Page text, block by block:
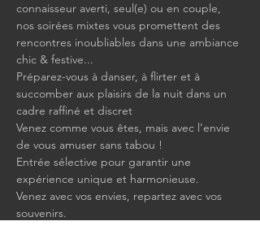
connaisseur averti, seul(e) ou en couple,
nos soirées mixtes vous promettent des
rencontres inoubliables dans une ambiance
chic & festive...
Préparez-vous à danser, à flirter et à
succomber aux plaisirs de la nuit dans un
cadre raffiné et discret
Venez comme vous êtes, mais avec l’envie
de vous amuser sans tabou !
Entrée sélective pour garantir une
expérience unique et harmonieuse.
Venez avec vos envies, repartez avec vos
souvenirs.